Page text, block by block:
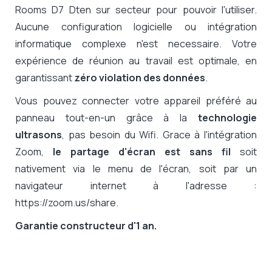
Rooms D7 Dten sur secteur pour pouvoir l'utiliser.
Aucune configuration logicielle ou intégration
informatique complexe n'est necessaire. Votre
expérience de réunion au travail est optimale, en
garantissantzéro violation des données.
Vous pouvez connecter votre appareil préféré au
panneau tout-en-un grâce à la technologie
ultrasons, pas besoin du Wifi. Grace à l'intégration
Zoom, le partage d'écran est sans fil soit
nativement via le menu de l'écran, soit par un
navigateur internet à l'adresse :
https://zoom.us/share.
Garantie constructeur d'1 an.